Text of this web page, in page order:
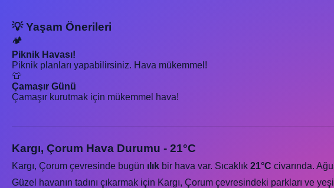
💡 Yaşam Önerileri
🏕️
Piknik Havası!
Piknik planları yapabilirsiniz. Hava mükemmel!
👕
Çamaşır Günü
Çamaşır kurutmak için mükemmel hava!
Kargı, Çorum Hava Durumu - 21°C
Kargı, Çorum çevresinde bugün ılık bir hava var. Sıcaklık 21°C civarında.
Güzel havanın tadını çıkarmak için Kargı, Çorum çevresindeki parkları ve